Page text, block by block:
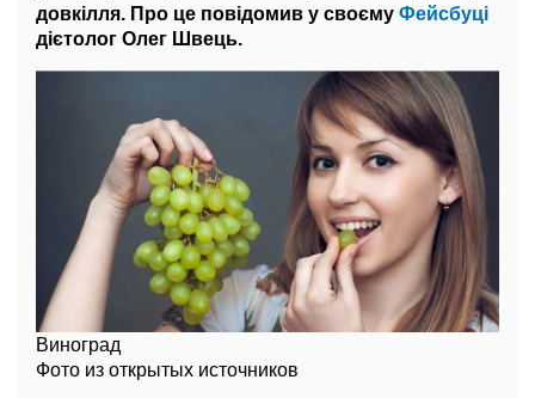
довкілля. Про це повідомив у своєму Фейсбуці
дієтолог Олег Швець.
Виноград
Фото из открытых источников